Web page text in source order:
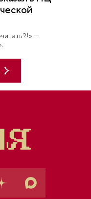
—